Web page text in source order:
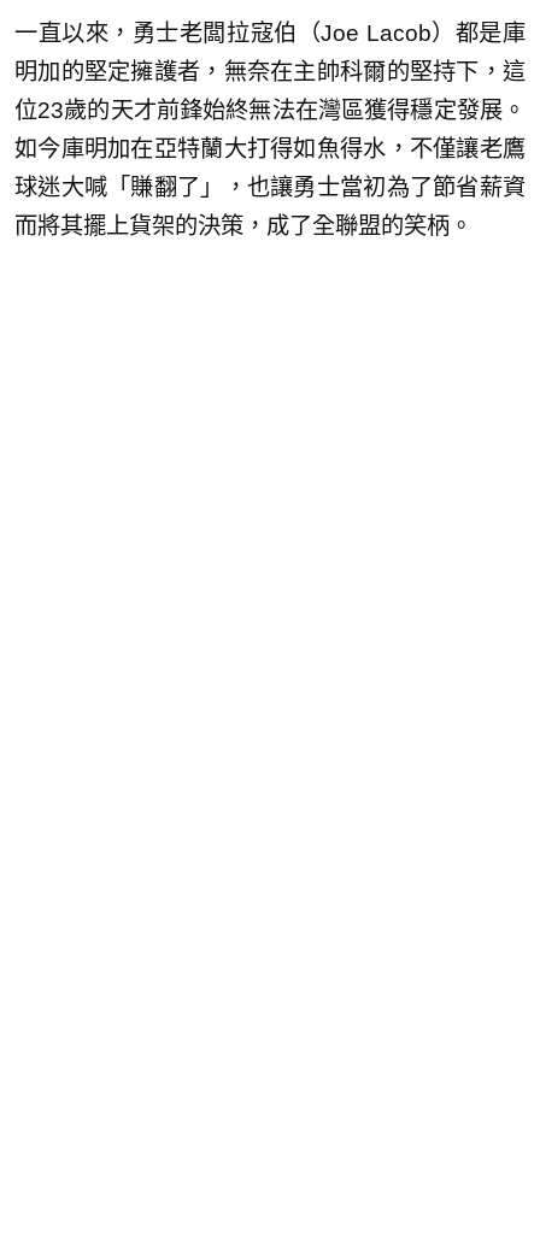
一直以來，勇士老闆拉寇伯（Joe Lacob）都是庫
明加的堅定擁護者，無奈在主帥科爾的堅持下，這
位23歲的天才前鋒始終無法在灣區獲得穩定發展。
如今庫明加在亞特蘭大打得如魚得水，不僅讓老鷹
球迷大喊「賺翻了」，也讓勇士當初為了節省薪資
而將其擺上貨架的決策，成了全聯盟的笑柄。